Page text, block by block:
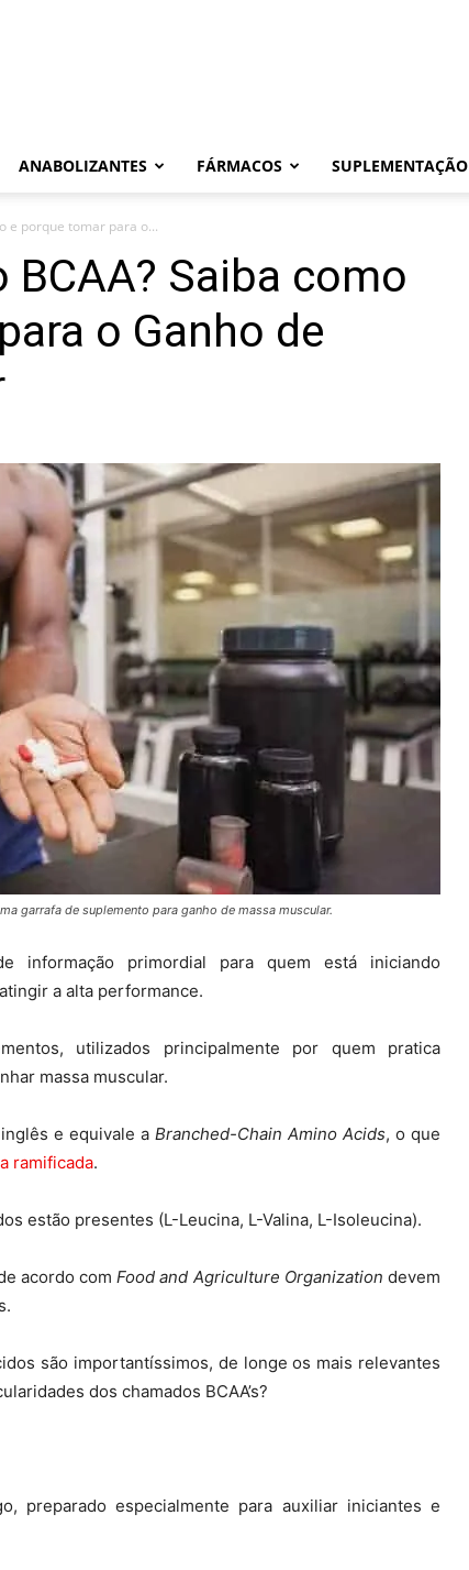
ANABOLIZANTES FÁRMACOS SUPLEMENTAÇÃO
e porque tomar para o...
BCAA? Saiba como
o Ganho de
garrafa de suplemento para ganho de massa muscular.
primordial para quem está iniciando
a alta performance.
utilizados principalmente por quem pratica
massa muscular.
inglês e equivale aBranched-Chain Amino Acids, o que
ramificada.
estão presentes (L-Leucina, L-Valina, L-Isoleucina).
acordo comFood and Agriculture Organization devem
são importantíssimos, de longe os mais relevantes
dos chamados BCAA’s?
preparado especialmente para auxiliar iniciantes e